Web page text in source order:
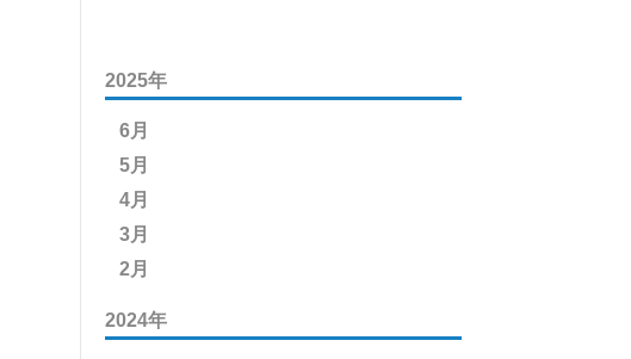
2025年
6月
5月
4月
3月
2月
2024年